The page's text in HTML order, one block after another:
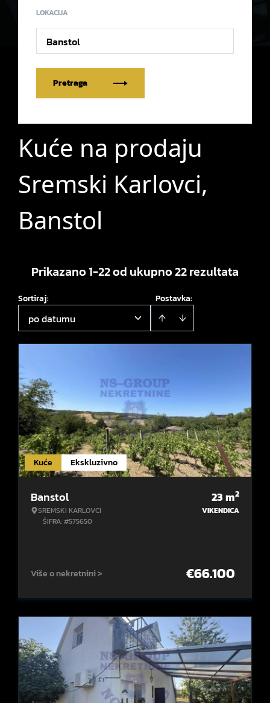
LOKACIJA
Banstol
Pretraga
Kuće na prodaju
Sremski Karlovci,
Banstol
Prikazano 1-22 od ukupno 22 rezultata
Postavka:
Sortiraj:
po datumu
Kuće Ekskluzivno
Banstol
SREMSKI KARLOVCI
ŠIFRA: #575650
23m2
VIKENDICA
Više o nekretnini > €66.100